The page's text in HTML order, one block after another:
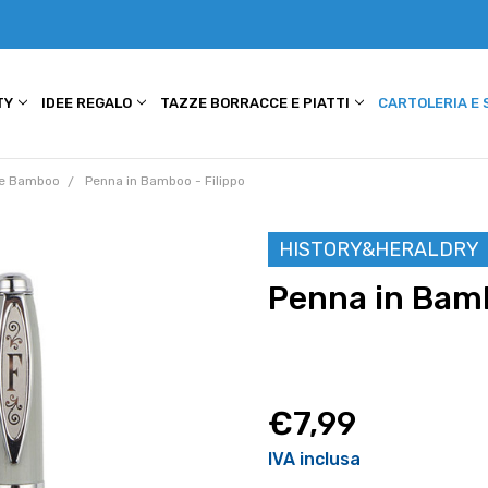
IDEE REGALO TAZZE BORRACCE E PIATTI CARTOLERIA E
Bamboo Penna in Bamboo - Filippo
HISTORY&HERALDRY
Penna in
€7,99
IVA inclusa